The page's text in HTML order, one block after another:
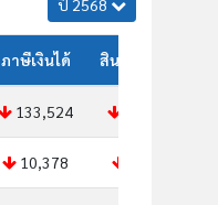
ภาษีเงินได้ สินทรัพย์รวม
133,524
10,378